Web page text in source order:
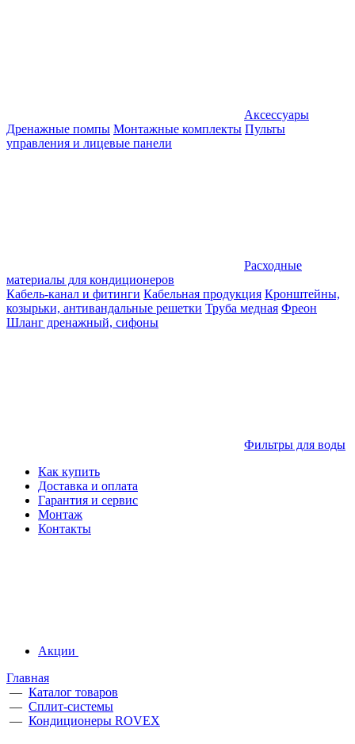
Аксессуары
Дренажные помпы Монтажные комплекты Пульты
управления и лицевые панели
Расходные
материалы для кондиционеров
Кабель-канал и фитинги Кабельная продукция Кронштейны,
козырьки, антивандальные решетки Труба медная Фреон
Шланг дренажный, сифоны
Фильтры для воды
Как купить
Доставка и оплата
Гарантия и сервис
Монтаж
Контакты
Акции
Главная
— Каталог товаров
— Сплит-системы
— Кондиционеры ROVEX